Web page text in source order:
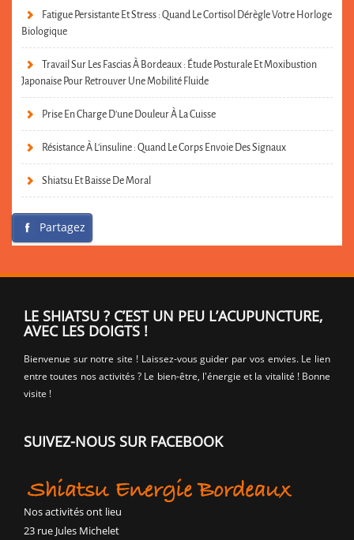
Fatigue Persistante Et Stress : Quand Le Cortisol Dérègle Votre Horloge
Biologique
Travail Sur Les Fascias À Bordeaux : Étude Posturale Et Moxibustion
Japonaise Pour Retrouver Une Mobilité Fluide
Prise En Charge D’une Douleur À La Cuisse
Résistance À L’insuline : Quand Le Corps Envoie Des Signaux
Shiatsu Et Baisse De Moral
Partagez
LE SHIATSU ? C’EST UN PEU L’ACUPUNCTURE,
AVEC LES DOIGTS !
Bienvenue sur notre site ! Laissez-vous guider par vos envies. Le lien
entre toutes nos activités ? Le bien-être, l'énergie et la vitalité ! Bonne
visite !
SUIVEZ-NOUS SUR FACEBOOK
Nos activités ont lieu
23 rue Jules Michelet